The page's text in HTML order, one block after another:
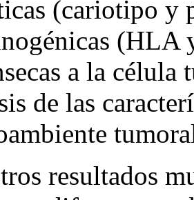
(cariotipo y
(HLA
a la
de las
resultados